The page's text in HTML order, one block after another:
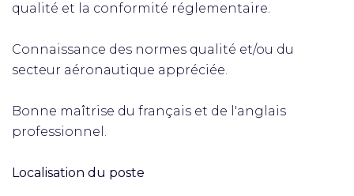
qualité et la conformité réglementaire.
Connaissance des normes qualité et/ou du
secteur aéronautique appréciée.
Bonne maîtrise du français et de l'anglais
professionnel.
Localisation du poste